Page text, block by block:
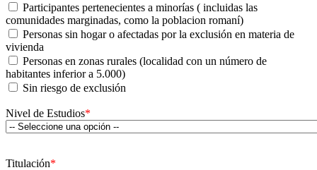
Participantes pertenecientes a minorías ( incluidas las
comunidades marginadas, como la poblacion romaní)
Personas sin hogar o afectadas por la exclusión en materia de
vivienda
Personas en zonas rurales (localidad con un número de
habitantes inferior a 5.000)
Sin riesgo de exclusión
Nivel de Estudios*
Titulación*